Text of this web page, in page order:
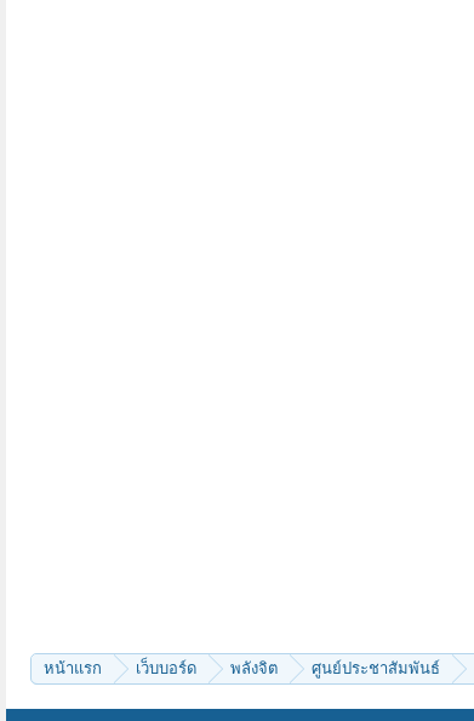
หน้าแรก เว็บบอร์ด พลังจิต ศูนย์ประชาสัมพันธ์